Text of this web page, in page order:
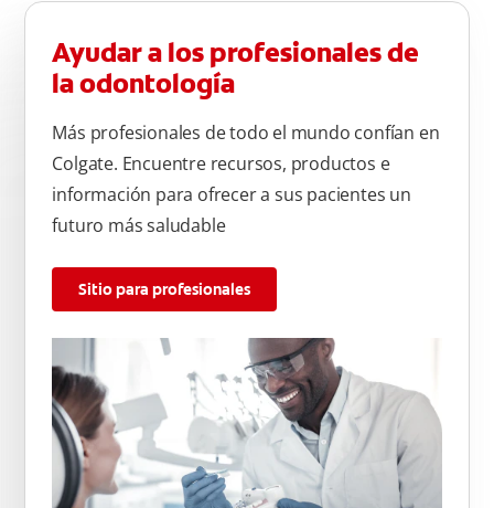
Ayudar a los profesionales de
la odontología
Más profesionales de todo el mundo confían en
Colgate. Encuentre recursos, productos e
información para ofrecer a sus pacientes un
futuro más saludable
Sitio para profesionales